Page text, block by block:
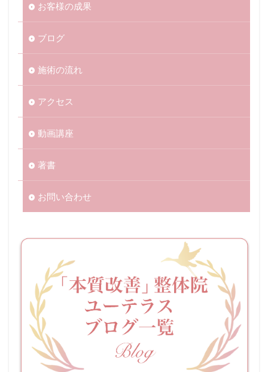
お客様の成果
ブログ
施術の流れ
アクセス
動画講座
著書
お問い合わせ